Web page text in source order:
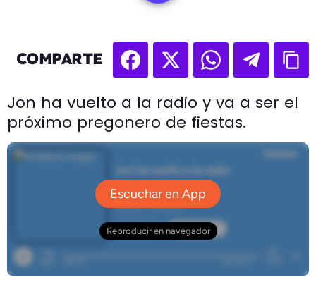
COMPARTE
Jon ha vuelto a la radio y va a ser el
próximo pregonero de fiestas.